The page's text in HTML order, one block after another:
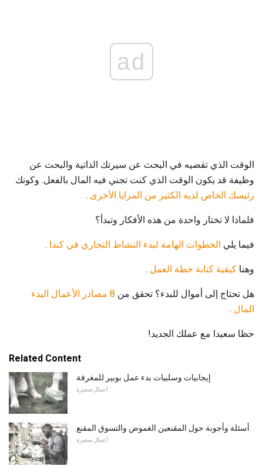
ad
الوقت الذي تقضيه في البحث عن سيرتك الذاتية والبحث عن
وظيفة قد يكون الوقت الذي كنت تجني فيه المال بالفعل. وكونك
رئيسك الخاص لديه الكثير من المزايا الأخرى .
فلماذا لا تختار واحدة من هذه الأفكار وتبدأ؟
فيما يلي الخطوات الهامة لبدء النشاط التجاري في كندا .
وهنا كيفية كتابة خطة العمل .
هل تحتاج إلى أموال للبدء؟ تحقق من
8 مصادر الأعمال البدء
المال .
حظا سعيدا مع عملك الجديد!
Related Content
إيجابيات وسلبيات بدء عمل بوبير للمغرفة
أعمال صغيرة
أسئلة وأجوبة حول المقنعين الغموض والتسوق المقنع
أعمال صغيرة